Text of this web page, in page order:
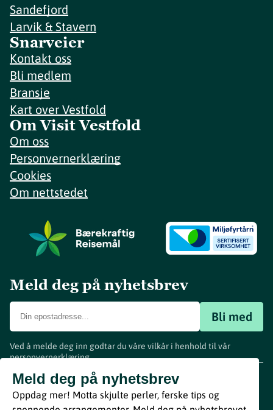
Sandefjord
Larvik & Stavern
Snarveier
Kontakt oss
Bli medlem
Bransje
Kart over Vestfold
Om Visit Vestfold
Om oss
Personvernerklæring
Cookies
Om nettstedet
Meld deg på nyhetsbrev
Bli med
Ved å melde deg inn godtar du våre vilkår i henhold til vår
personvernerklæring.
Meld deg på nyhetsbrev
Oppdag mer! Motta skjulte perler, ferske tips og
www.visitvestfold.com
Turistinformasjon
Vestfold Fylkeskommune